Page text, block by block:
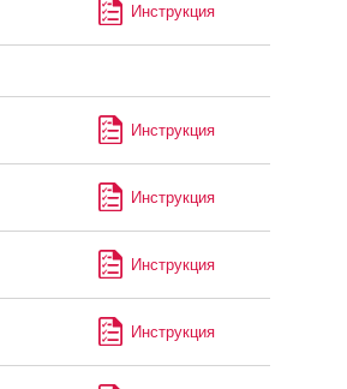
Инструкция
Инструкция
Инструкция
Инструкция
Инструкция